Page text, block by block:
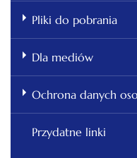
Pliki do pobrania
Dla mediów
Ochrona danych
Przydatne linki